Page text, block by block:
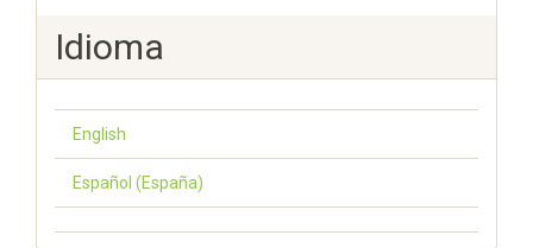
Idioma
English
Español (España)